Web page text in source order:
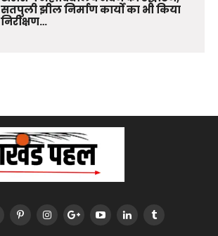
सतपुली झील निर्माण कार्यों का भी किया
निरीक्षण…